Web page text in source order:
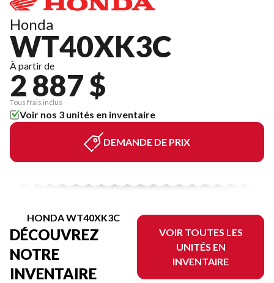
Honda
WT40XK3C
À partir de
2 887 $
Tous frais inclus
Voir nos 3 unités en inventaire
DEMANDE DE PRIX
HONDA WT40XK3C
DÉCOUVREZ
NOTRE
INVENTAIRE
VOIR TOUTES LES
UNITÉS EN
INVENTAIRE